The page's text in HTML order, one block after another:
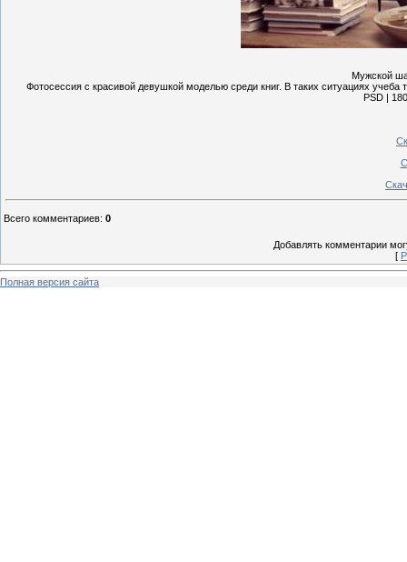
Мужской
Фотосессия с красивой девушкой моделью среди книг. В таких ситуациях
PSD |
Всего комментариев: 0
Добавлять комментарии
[
Полная версия сайта